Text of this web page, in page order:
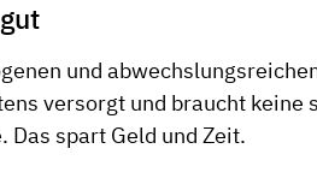
und
versorgt und braucht keine
spart Geld und Zeit.